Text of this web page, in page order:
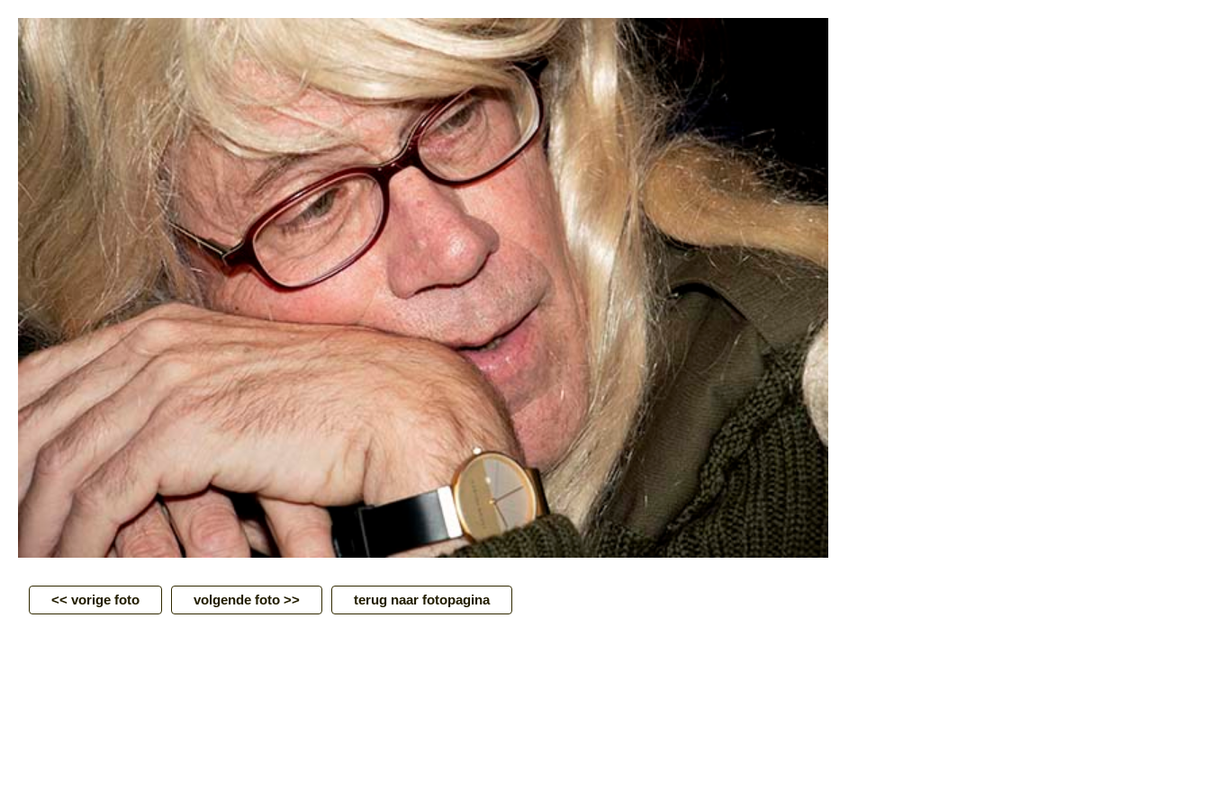
<< vorige foto volgende foto >> terug naar fotopagina